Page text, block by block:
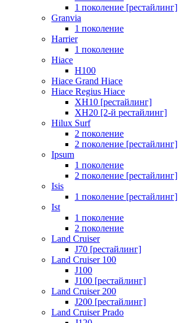
1 поколение [рестайлинг]
Granvia
1 поколение
Harrier
1 поколение
Hiace
H100
Hiace Grand Hiace
Hiace Regius Hiace
XH10 [рестайлинг]
XH20 [2-й рестайлинг]
Hilux Surf
2 поколение
2 поколение [рестайлинг]
Ipsum
1 поколение
2 поколение [рестайлинг]
Isis
1 поколение [рестайлинг]
Ist
1 поколение
2 поколение
Land Cruiser
J70 [рестайлинг]
Land Cruiser 100
J100
J100 [рестайлинг]
Land Cruiser 200
J200 [рестайлинг]
Land Cruiser Prado